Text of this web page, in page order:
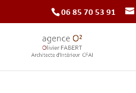
‭06 85 70 53 91‬